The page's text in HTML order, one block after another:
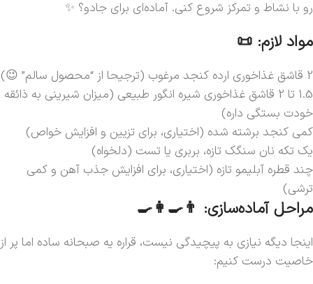
رو با نشاط و تمرکز شروع کنی. آماده‌ای برای جادو؟ ✨
مواد لازم: 📜
2 قاشق غذاخوری ارده کنجد مرغوب (ترجیحا از “محصول سالم” 😉)
1.5 تا 2 قاشق غذاخوری شیره انگور طبیعی (میزان شیرینی به ذائقه
خودت بستگی داره)
کمی کنجد برشته شده (اختیاری، برای تزیین و افزایش خواص)
یک تکه نان سنگک تازه، بربری یا تست (دلخواه)
چند قطره آبلیمو تازه (اختیاری، برای افزایش جذب آهن و کمی
ترشی)
مراحل آماده‌سازی: 👨‍🍳👩‍🍳
اینجا دیگه نیازی به پیچیدگی نیست، قراره یه صبحانه ساده اما پر از
خاصیت درست کنیم: